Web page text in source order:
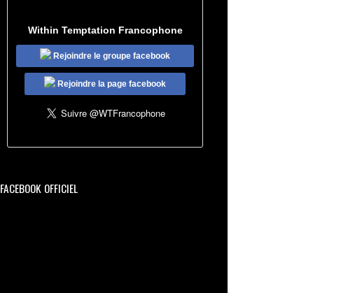
Within Temptation Francophone
Rejoindre le groupe facebook
Rejoindre la page facebook
FACEBOOK OFFICIEL